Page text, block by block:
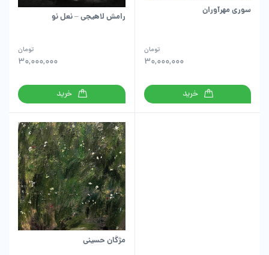
سوری مهرآوران
30,000,000
تومان
خرید
رامش لاهیجی – نعل نو
30,000,000
تومان
خرید
مژگان حسینی